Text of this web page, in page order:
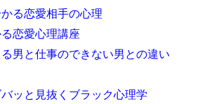
る恋愛相手の心理
恋愛心理講座
男と仕事のできない男との違い
ッと見抜くブラック心理学